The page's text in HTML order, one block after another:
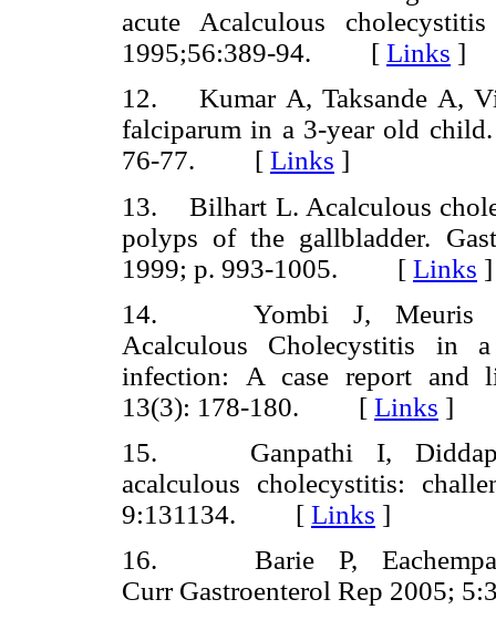
acute Acalculous
1995;56:389-94. [ Links ]
12. Kumar A, Taksande A,
falciparum in a 3-year old
76-77. [ Links ]
13. Bilhart L. Acalculous
polyps of the gallbladder.
1999; p. 993-1005. [ Links ]
14. Yombi J, Meuris
Acalculous Cholecystitis in
infection: A case report and
13(3): 178-180. [ Links ]
15. Ganpathi I,
acalculous cholecystitis:
9:131134. [ Links ]
16. Barie P, Eachempati
Curr Gastroenterol Rep